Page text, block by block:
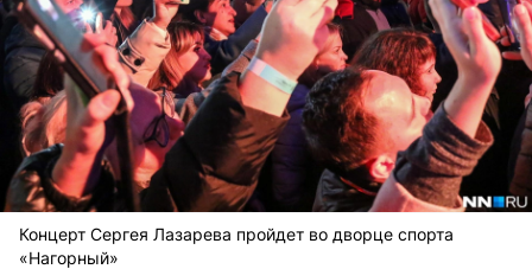
Концерт Сергея Лазарева пройдет во дворце спорта
«Нагорный»